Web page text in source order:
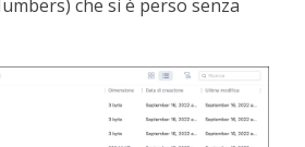
che si è perso senza